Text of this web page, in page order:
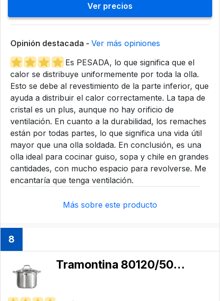
Ver precios
Opinión destacada - Ver más opiniones
Es PESADA, lo que significa que el
calor se distribuye uniformemente por toda la olla.
Esto se debe al revestimiento de la parte inferior, que
ayuda a distribuir el calor correctamente. La tapa de
cristal es un plus, aunque no hay orificio de
ventilación. En cuanto a la durabilidad, los remaches
están por todas partes, lo que significa una vida útil
mayor que una olla soldada. En conclusión, es una
olla ideal para cocinar guiso, sopa y chile en grandes
cantidades, con mucho espacio para revolverse. Me
encantaría que tenga ventilación.
Más sobre este producto
8
Tramontina 80120/509DS